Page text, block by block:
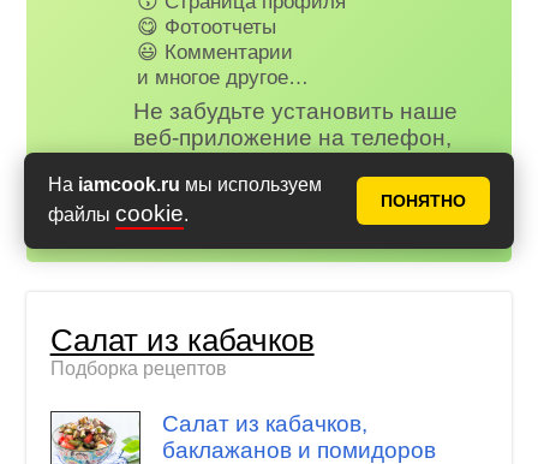
На iamcook.ru мы используем
файлы cookie.
ПОНЯТНО
😋 Фотоотчеты
😃 Комментарии
и многое другое…
Не забудьте установить наше
веб-приложение на телефон,
всегда под рукой!
Айфон (iOS)
Андроид
Салат из кабачков
Подборка рецептов
Салат из кабачков,
баклажанов и помидоров